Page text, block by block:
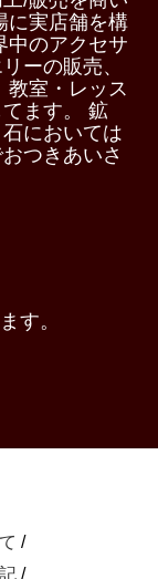
に実店舗を構
中のアクセサ
ーの販売、
教室・レッス
ます。 鉱
においては
つきあいさ
す。
/
/